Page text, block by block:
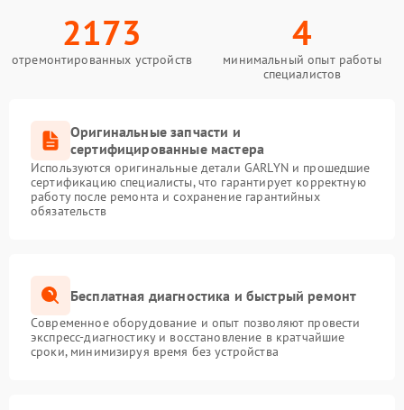
2173
отремонтированных устройств
4
минимальный опыт работы
специалистов
Оригинальные запчасти и
сертифицированные мастера
Используются оригинальные детали GARLYN и прошедшие
сертификацию специалисты, что гарантирует корректную
работу после ремонта и сохранение гарантийных
обязательств
Бесплатная диагностика и быстрый ремонт
Современное оборудование и опыт позволяют провести
экспресс-диагностику и восстановление в кратчайшие
сроки, минимизируя время без устройства